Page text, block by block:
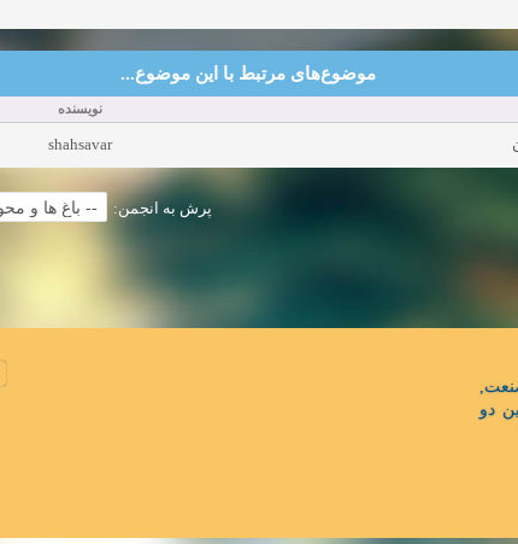
موضوع‌های مرتبط با این موضوع...
نویسنده
shahsavar
پرش به انجمن:
دو